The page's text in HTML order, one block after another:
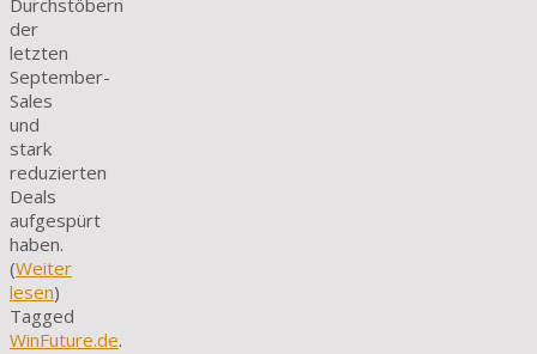
Durchstöbern
der
letzten
September-
Sales
und
stark
reduzierten
Deals
aufgespürt
haben.
(Weiter
lesen)
Tagged
WinFuture.de.